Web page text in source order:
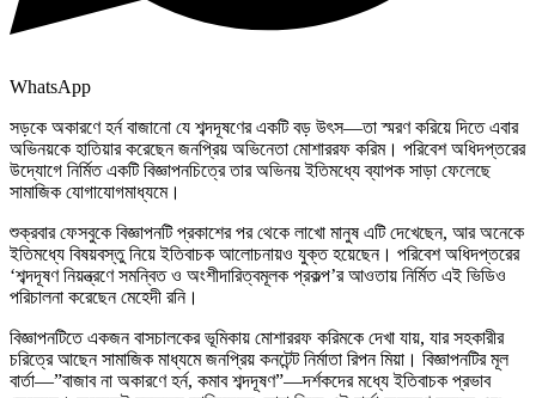
WhatsApp
সড়কে অকারণে হর্ন বাজানো যে শব্দদূষণের একটি বড় উৎস—তা স্মরণ করিয়ে দিতে এবার
অভিনয়কে হাতিয়ার করেছেন জনপ্রিয় অভিনেতা মোশাররফ করিম। পরিবেশ অধিদপ্তরের
উদ্যোগে নির্মিত একটি বিজ্ঞাপনচিত্রে তার অভিনয় ইতিমধ্যে ব্যাপক সাড়া ফেলেছে
সামাজিক যোগাযোগমাধ্যমে।
শুক্রবার ফেসবুকে বিজ্ঞাপনটি প্রকাশের পর থেকে লাখো মানুষ এটি দেখেছেন, আর অনেকে
ইতিমধ্যে বিষয়বস্তু নিয়ে ইতিবাচক আলোচনায়ও যুক্ত হয়েছেন। পরিবেশ অধিদপ্তরের
‘শব্দদূষণ নিয়ন্ত্রণে সমন্বিত ও অংশীদারিত্বমূলক প্রকল্প’র আওতায় নির্মিত এই ভিডিও
পরিচালনা করেছেন মেহেদী রনি।
বিজ্ঞাপনটিতে একজন বাসচালকের ভূমিকায় মোশাররফ করিমকে দেখা যায়, যার সহকারীর
চরিত্রে আছেন সামাজিক মাধ্যমে জনপ্রিয় কনটেন্ট নির্মাতা রিপন মিয়া। বিজ্ঞাপনটির মূল
বার্তা—”বাজাব না অকারণে হর্ন, কমাব শব্দদূষণ”—দর্শকদের মধ্যে ইতিবাচক প্রভাব